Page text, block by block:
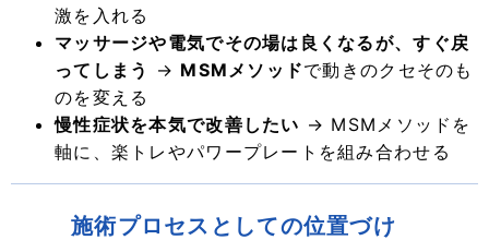
激を入れる
マッサージや電気でその場は良くなるが、すぐ戻
ってしまう
→ MSMメソッドで動きのクセそのも
のを変える
慢性症状を本気で改善したい → MSMメソッドを
軸に、楽トレやパワープレートを組み合わせる
施術プロセスとしての位置づけ